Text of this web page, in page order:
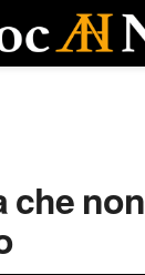
che non